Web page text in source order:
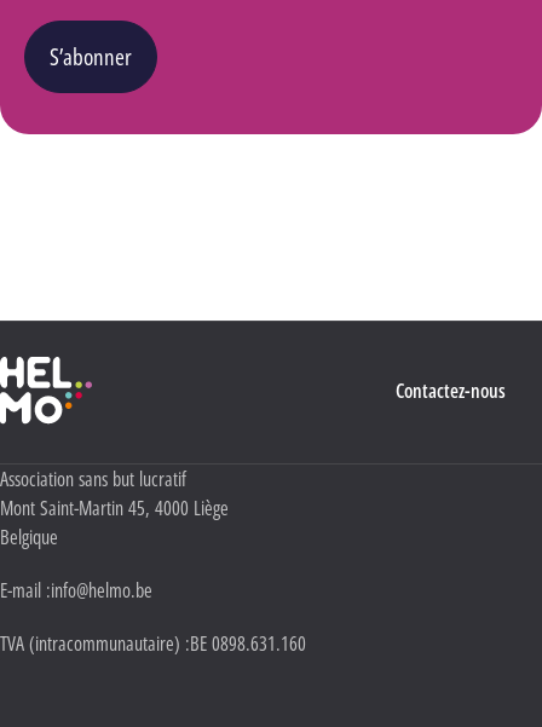
S’abonner
Haute École Libre Mosane
Contactez-nous
Adresse :
Association sans but lucratif
Mont Saint-Martin 45, 4000 Liège
Belgique
E-mail :info@helmo.be
TVA (intracommunautaire) :BE 0898.631.160